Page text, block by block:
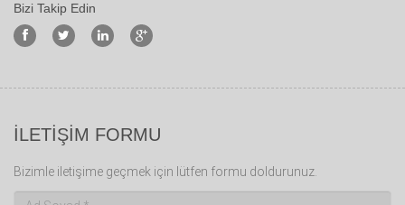
Bizi Takip Edin
İLETİŞİM FORMU
Bizimle iletişime geçmek için lütfen formu doldurunuz.